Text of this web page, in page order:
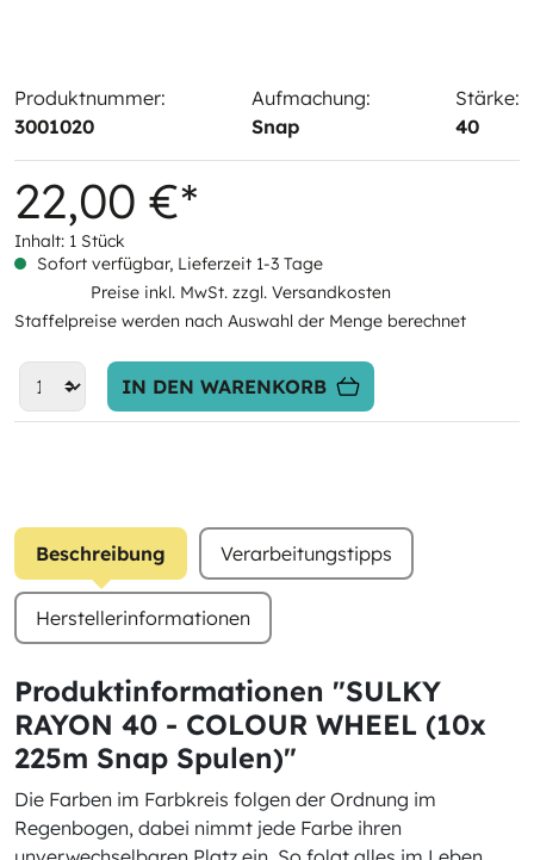
Produktnummer:
3001020
Aufmachung:
Snap
Stärke:
40
22,00 €*
Inhalt: 1 Stück
Sofort verfügbar, Lieferzeit 1-3 Tage
Preise inkl. MwSt. zzgl. Versandkosten
Staffelpreise werden nach Auswahl der Menge berechnet
IN DEN WARENKORB
Beschreibung Verarbeitungstipps
Herstellerinformationen
Produktinformationen "SULKY
RAYON 40 - COLOUR WHEEL (10x
225m Snap Spulen)"
Die Farben im Farbkreis folgen der Ordnung im
Regenbogen, dabei nimmt jede Farbe ihren